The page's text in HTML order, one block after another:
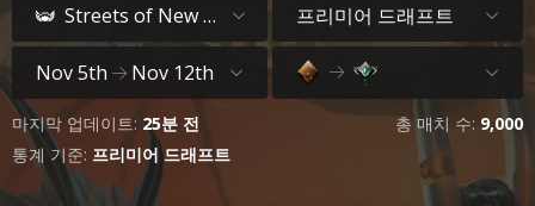
Streets of New Capenna 프리미어 드래프트
Nov 5th Nov 12th
마지막 업데이트: 25분 전 총 매치 수: 9,000
통계 기준: 프리미어 드래프트